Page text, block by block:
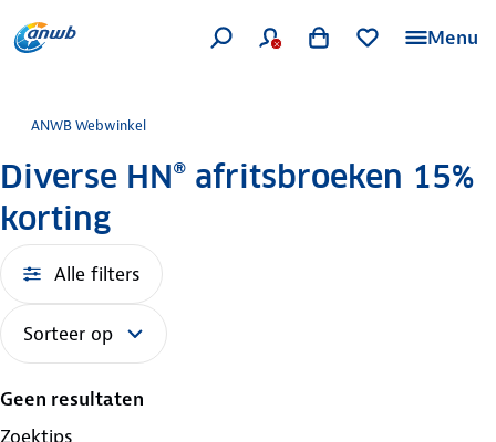
Menu
ANWB Webwinkel
Diverse HN® afritsbroeken 15%
korting
Alle filters
Sorteer op
Geen resultaten
Zoektips